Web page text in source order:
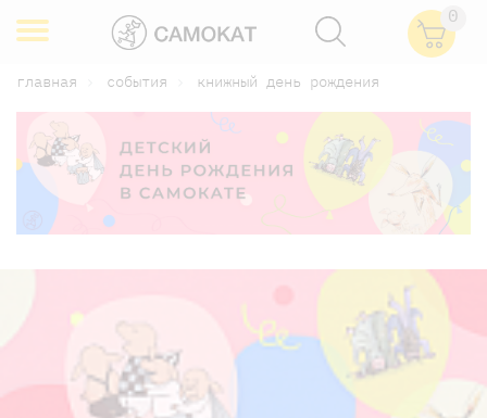
0
главная события книжный день рождения